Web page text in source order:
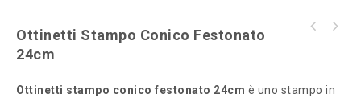
Ottinetti Stampo Conico Festonato
24cm
Ottinetti stampo conico festonato 24cm è uno stampo in